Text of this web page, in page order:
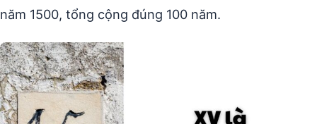
năm 1500, tổng cộng đúng 100 năm.